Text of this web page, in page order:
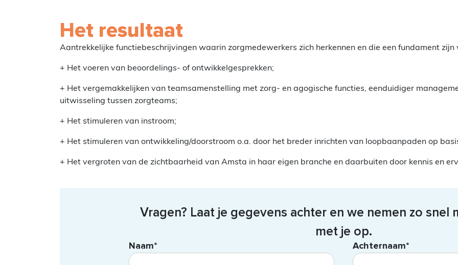
Het resultaat
Aantrekkelijke functiebeschrijvingen waarin zorgmedewerkers zich herkennen en die een fundament zijn
+ Het voeren van beoordelings- of ontwikkelgesprekken;
+ Het vergemakkelijken van teamsamenstelling met zorg- en agogische functies, eenduidiger
uitwisseling tussen zorgteams;
+ Het stimuleren van instroom;
+ Het stimuleren van ontwikkeling/doorstroom o.a. door het breder inrichten van loopbaanpaden op
+ Het vergroten van de zichtbaarheid van Amsta in haar eigen branche en daarbuiten door kennis en
Vragen? Laat je gegevens achter en we nemen zo snel
met je op.
Naam* Achternaam*